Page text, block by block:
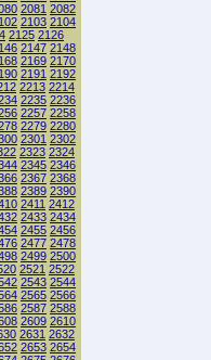
2081 2082
2103 2104
2125 2126
2147 2148
2169 2170
2191 2192
2213 2214
2235 2236
2257 2258
2279 2280
2301 2302
2323 2324
2345 2346
2367 2368
2389 2390
2411 2412
2433 2434
2455 2456
2477 2478
2499 2500
2521 2522
2543 2544
2565 2566
2587 2588
2609 2610
2631 2632
2653 2654